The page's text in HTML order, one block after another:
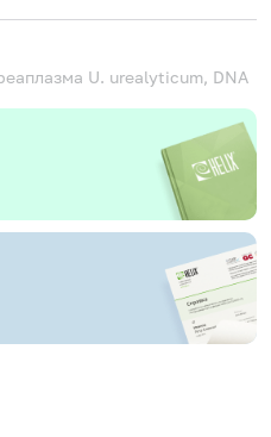
U. urealyticum, DNA